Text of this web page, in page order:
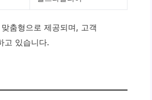
춤형으로 제공되며, 고객
고 있습니다.